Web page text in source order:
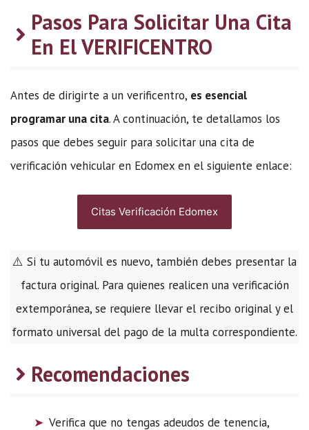
Pasos Para Solicitar Una Cita
En El VERIFICENTRO
Antes de dirigirte a un verificentro, es esencial
programar una cita. A continuación, te detallamos los
pasos que debes seguir para solicitar una cita de
verificación vehicular en Edomex en el siguiente enlace:
Citas Verificación Edomex
⚠️ Si tu automóvil es nuevo, también debes presentar la
factura original. Para quienes realicen una verificación
extemporánea, se requiere llevar el recibo original y el
formato universal del pago de la multa correspondiente.
Recomendaciones
Verifica que no tengas adeudos de tenencia,